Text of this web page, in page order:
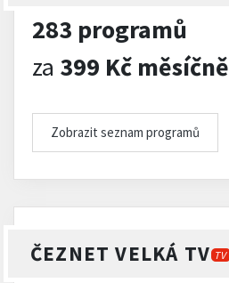
283 programů
za 399 Kč měsíčně
Zobrazit seznam programů
ČEZNET VELKÁ TV TV